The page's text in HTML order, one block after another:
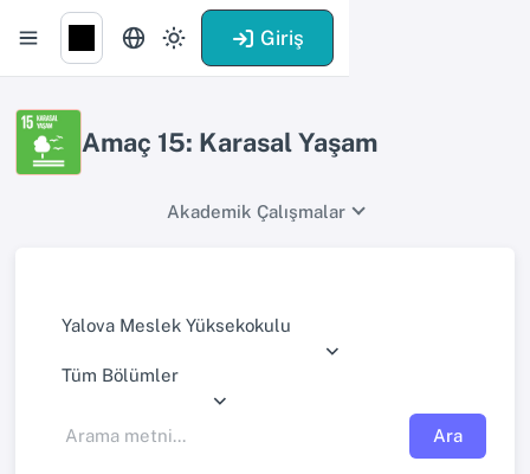
Giriş
Amaç 15: Karasal Yaşam
Akademik Çalışmalar
Yalova Meslek Yüksekokulu
Tüm Bölümler
Ara